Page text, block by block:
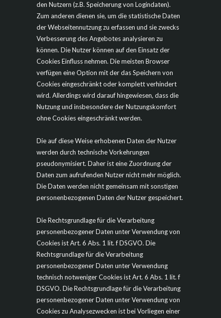
den Nutzern (z.B. Speicherung von Logindaten).
Zum anderen dienen sie, um die statistische Daten
der Webseitennutzung zu erfassen und sie zwecks
Verbesserung des Angebotes analysieren zu
können. Die Nutzer können auf den Einsatz der
Cookies Einfluss nehmen. Die meisten Browser
verfügen eine Option mit der das Speichern von
Cookies eingeschränkt oder komplett verhindert
wird. Allerdings wird darauf hingewiesen, dass die
Nutzung und insbesondere der Nutzungskomfort
ohne Cookies eingeschränkt werden.
Die auf diese Weise erhobenen Daten der Nutzer
werden durch technische Vorkehrungen
pseudonymisiert. Daher ist eine Zuordnung der
Daten zum aufrufenden Nutzer nicht mehr möglich.
Die Daten werden nicht gemeinsam mit sonstigen
personenbezogenen Daten der Nutzer gespeichert.
Die Rechtsgrundlage für die Verarbeitung
personenbezogener Daten unter Verwendung von
Cookies ist Art. 6 Abs. 1 lit. f DSGVO. Die
Rechtsgrundlage für die Verarbeitung
personenbezogener Daten unter Verwendung
technisch notweniger Cookies ist Art. 6 Abs. 1 lit. f
DSGVO. Die Rechtsgrundlage für die Verarbeitung
personenbezogener Daten unter Verwendung von
Cookies zu Analysezwecken ist bei Vorliegen einer